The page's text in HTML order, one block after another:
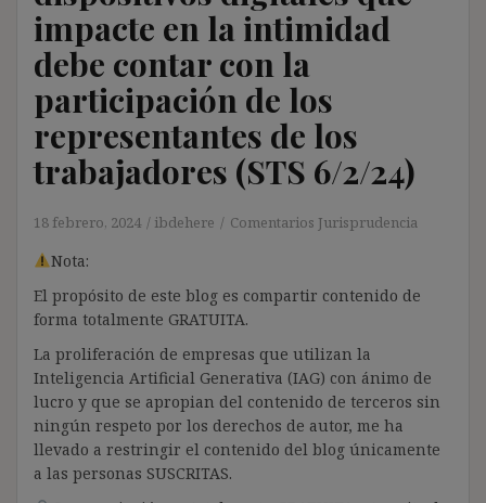
impacte en la intimidad
debe contar con la
participación de los
representantes de los
trabajadores (STS 6/2/24)
18 febrero, 2024 ibdehere Comentarios Jurisprudencia
Nota:
El propósito de este blog es compartir contenido de
forma totalmente GRATUITA.
La proliferación de empresas que utilizan la
Inteligencia Artificial Generativa (IAG) con ánimo de
lucro y que se apropian del contenido de terceros sin
ningún respeto por los derechos de autor, me ha
llevado a restringir el contenido del blog únicamente
a las personas SUSCRITAS.